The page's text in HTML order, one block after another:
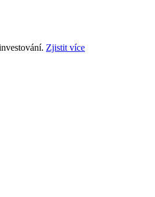
Zjistit více